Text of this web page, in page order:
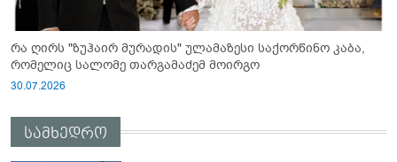
რა ღირს "ზუჰაირ მურადის" ულამაზესი საქორწინო კაბა,
რომელიც სალომე თარგამაძემ მოირგო
30.07.2026
სამხედრო